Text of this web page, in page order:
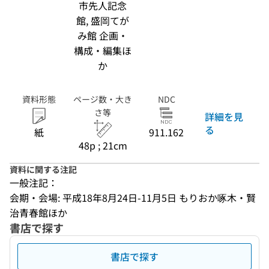
市先人記念
館, 盛岡てが
み館 企画・
構成・編集ほ
か
資料形態
紙
ページ数・大き
さ等
48p ; 21cm
NDC
911.162
詳細を見
る
資料に関する注記
一般注記：
会期・会場: 平成18年8月24日-11月5日 もりおか啄木・賢
治青春館ほか
書店で探す
書店で探す